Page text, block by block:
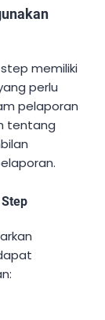
memiliki
perlu
pelaporan
tentang